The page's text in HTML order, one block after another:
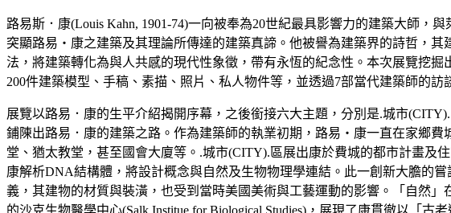
路易斯．康(Louis Kahn, 1901-74)一向被奉為20世紀最具影響力的建築大師，
突顯路易‧康之建築及其理論所傳達的建築真諦。他被譽為建築界的詩哲，
法，將建築轉化為與人共感的現代性象徵，帶有永恆的紀念性。本次展覽挖
200件建築模型、手稿、素描、照片、私人物件等，並透過7部當代建築師的
展覽以路易．康的生平介紹揭開序幕，之後銜接六大主題，分別是.城市
鋪陳出路易．康的建築之路。作為建築師的執業初期，路易‧康一直在家鄉
堂、猶太教堂，甚至國會大廈等。.城市(CITY).區展出康於費城的都市計畫及
康解析DNA結構體，將設計概念與自然及生物物理學連結。此一創新大膽的
義，其建物的材質與裝潢，也受到當時美國美術與工藝運動的影響。「自然